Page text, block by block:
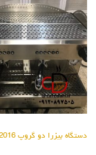
دستگاه بیزرا دو گروپ B2016